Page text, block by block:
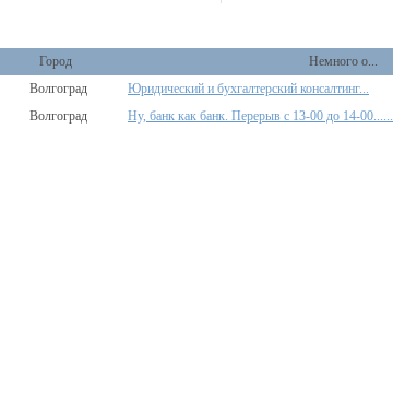
Город
Немного о...
Волгоград
Юридический и бухгалтерский консалтинг...
Волгоград Ну, банк как банк. Перерыв с 13-00 до 14-00......